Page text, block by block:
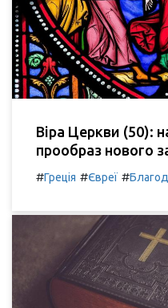
Віра Церкви (50):
прообраз нового
#Греція #Євреї #